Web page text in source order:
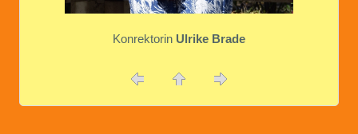
Konrektorin Ulrike Brade